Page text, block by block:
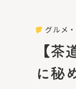
グルメ
【茶
に秘